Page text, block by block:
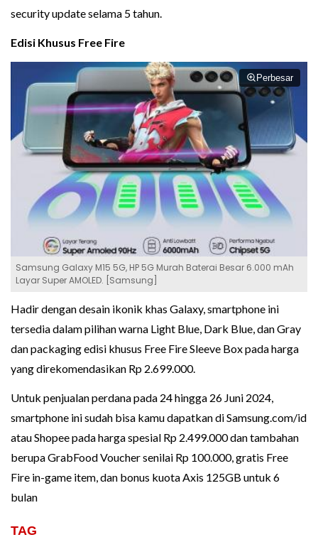
security update selama 5 tahun.
Edisi Khusus Free Fire
Perbesar
Samsung Galaxy M15 5G, HP 5G Murah Baterai Besar 6.000 mAh
Layar Super AMOLED. [Samsung]
Hadir dengan desain ikonik khas Galaxy, smartphone ini
tersedia dalam pilihan warna Light Blue, Dark Blue, dan Gray
dan packaging edisi khusus Free Fire Sleeve Box pada harga
yang direkomendasikan Rp 2.699.000.
Untuk penjualan perdana pada 24 hingga 26 Juni 2024,
smartphone ini sudah bisa kamu dapatkan di Samsung.com/id
atau Shopee pada harga spesial Rp 2.499.000 dan tambahan
berupa GrabFood Voucher senilai Rp 100.000, gratis Free
Fire in-game item, dan bonus kuota Axis 125GB untuk 6
bulan
TAG